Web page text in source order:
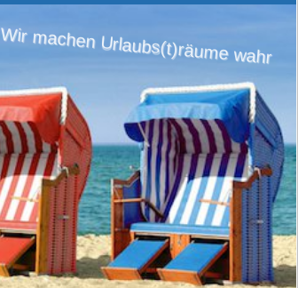
Wir machen Urlaubs(t)räume wahr